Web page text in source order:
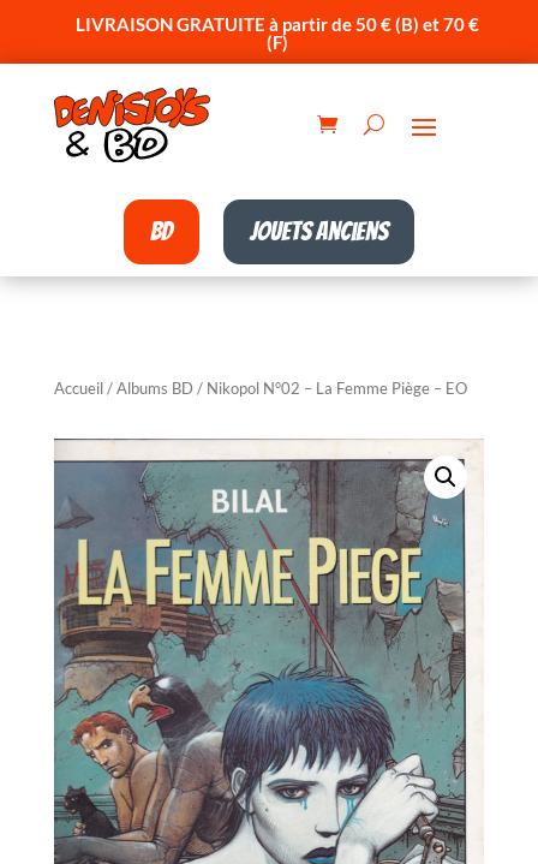
LIVRAISON GRATUITE à partir de 50 € (B) et 70 €
(F)
BD Jouets anciens
Accueil/Albums BD / Nikopol N°02 – La Femme Piège – EO